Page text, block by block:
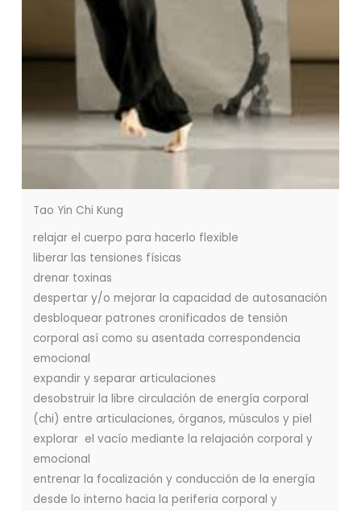
Tao Yin Chi Kung
relajar el cuerpo para hacerlo flexible
liberar las tensiones físicas
drenar toxinas
despertar y/o mejorar la capacidad de autosanación
desbloquear patrones cronificados de tensión
corporal así como su asentada correspondencia
emocional
expandir y separar articulaciones
desobstruir la libre circulación de energía corporal
(chi) entre articulaciones, órganos, músculos y piel
explorar el vacío mediante la relajación corporal y
emocional
entrenar la focalización y conducción de la energía
desde lo interno hacia la periferia corporal y